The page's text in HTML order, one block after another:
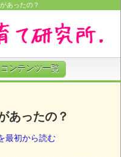
あったの？
コンテンツ一覧
あったの？
最初から読む